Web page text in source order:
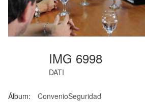
IMG 6998
DATI
Álbum: ConvenioSeguridad